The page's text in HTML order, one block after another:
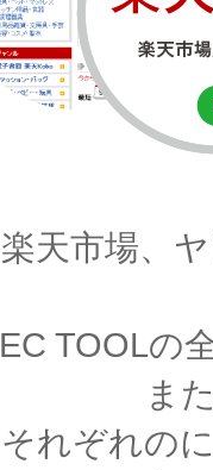
楽天市場、
EC TOOLの
ま
それぞれの